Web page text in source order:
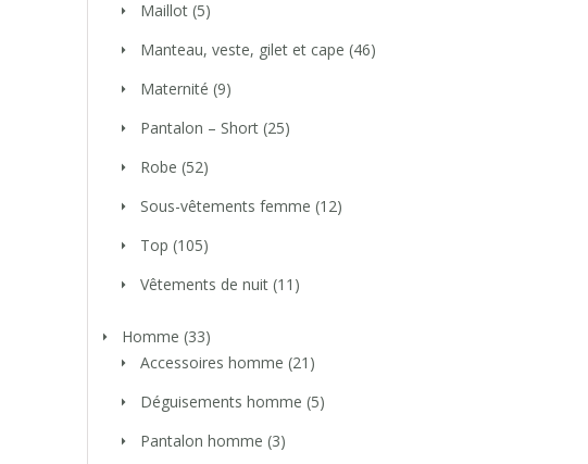
Maillot (5)
Manteau, veste, gilet et cape (46)
Maternité (9)
Pantalon – Short (25)
Robe (52)
Sous-vêtements femme (12)
Top (105)
Vêtements de nuit (11)
Homme (33)
Accessoires homme (21)
Déguisements homme (5)
Pantalon homme (3)